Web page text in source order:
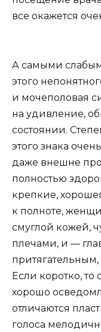
все окажется
А самыми
этого
и мочеполовая
на удивление,
состоянии.
этого знака
даже внешне
полностью
крепкие,
к полноте,
смуглой кожей,
плечами, и —
Если коротко,
хорошо
отличаются
голоса